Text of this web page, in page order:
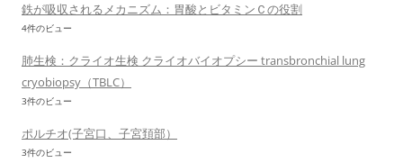
鉄が吸収されるメカニズム：胃酸とビタミンＣの役割
4件のビュー
肺生検：クライオ生検 クライオバイオプシー transbronchial lung
cryobiopsy（TBLC）
3件のビュー
ポルチオ(子宮口、子宮頚部）
3件のビュー